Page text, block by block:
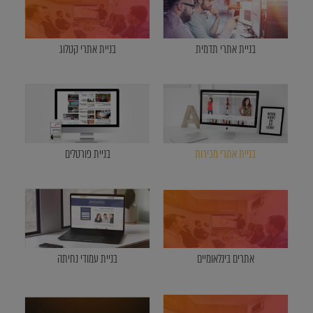
בניית אתרי תדמית בניית אתרי קטלוג
בניית אתרי מכירות בניית פורטלים
אתרים בינלאומיים בניית עמודי נחיתה